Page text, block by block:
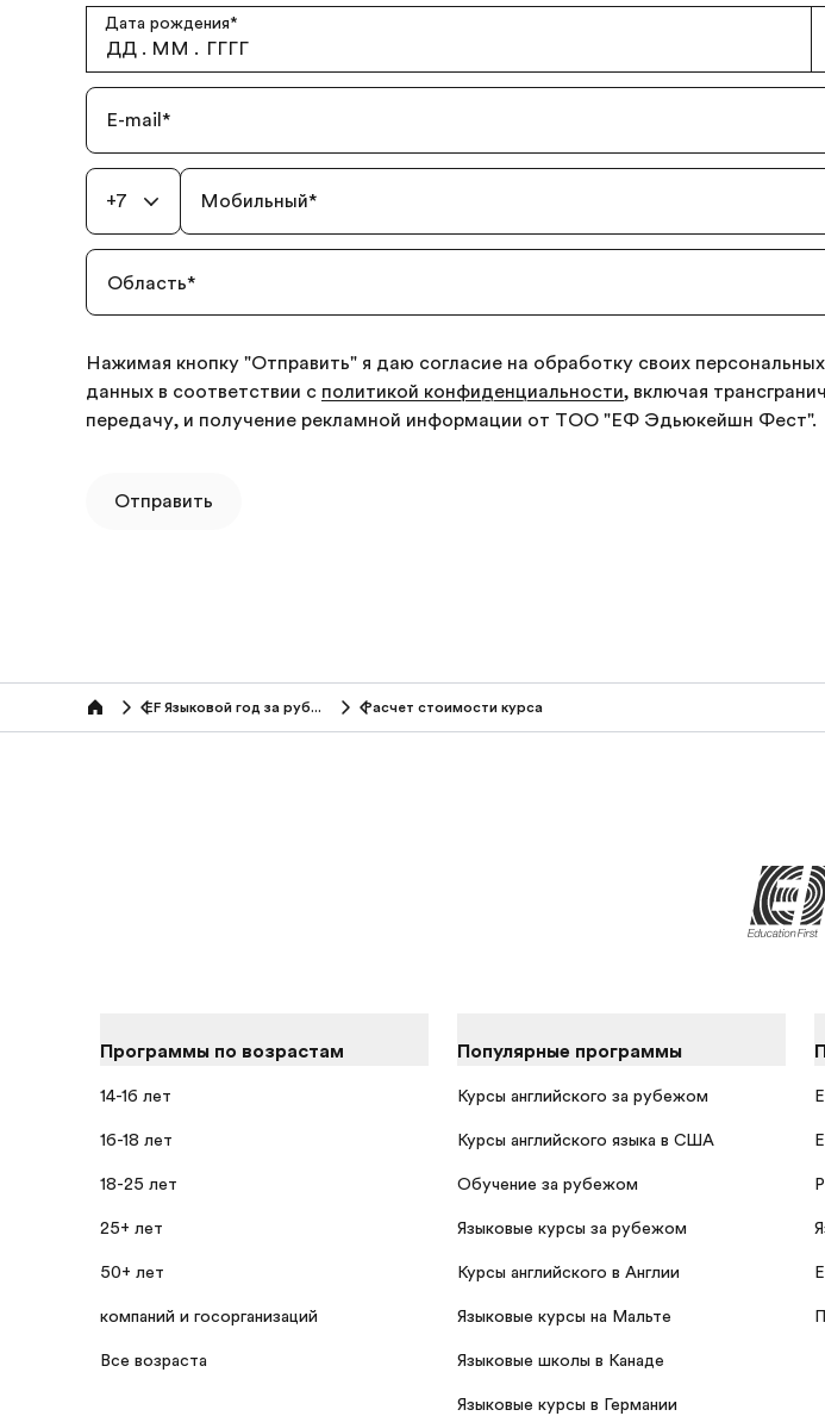
Дата рождения*
ДД . ММ . ГГГГ
E-mail *
+7 Мобильный*
Область*
Нажимая кнопку "Отправить" я даю согласие на обработку своих персональных
данных в соответствии с политикой конфиденциальности, включая
передачу, и получение рекламной информации от ТОО "ЕФ Эдьюкейшн Фест".
Отправить
Home EF Языковой год за рубежом Расчет стоимости курса
Программы по возрастам
14-16 лет
16-18 лет
18-25 лет
25+ лет
50+ лет
компаний и госорганизаций
Все возраста
Популярные программы
Курсы английского за рубежом
Курсы английского языка в США
Обучение за рубежом
Языковые курсы за рубежом
Курсы английского в Англии
Языковые курсы на Мальте
Языковые школы в Канаде
Языковые курсы в Германии